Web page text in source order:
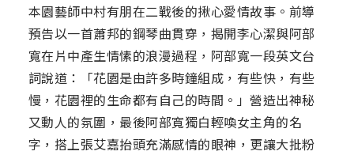
本園藝師中村有朋在二戰後的揪心愛情故事。前導
預告以一首蕭邦的鋼琴曲貫穿，揭開李心潔與阿部
寬在片中產生情愫的浪漫過程，阿部寬一段英文台
詞說道：「花園是由許多時鐘組成，有些快，有些
慢，花園裡的生命都有自己的時間。」營造出神秘
又動人的氛圍，最後阿部寬獨白輕喚女主角的名
字，搭上張艾嘉抬頭充滿感情的眼神，更讓大批粉